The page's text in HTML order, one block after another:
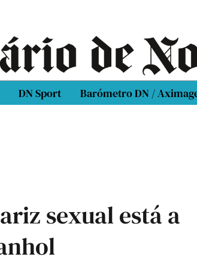
DN Sport Barómetro DN /
sexual está a